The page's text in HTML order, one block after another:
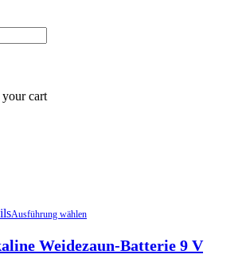
cart
Ausführung wählenDieses
weist
mehrere
Weidezaun-Batterie 9 V